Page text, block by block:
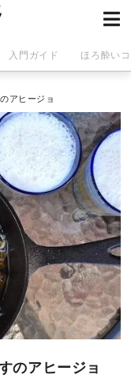
入門ガイド ほろ酔い
アヒージョ
のアヒージョ